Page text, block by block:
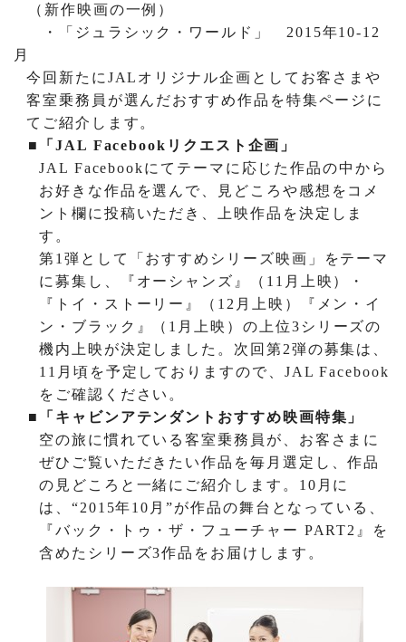
（新作映画の一例）
・「ジュラシック・ワールド」 2015年10-12
月
今回新たに JAL オリジナル企画としてお客さまや
客室乗務員が選んだおすすめ作品を特集ページに
てご紹介します。
■「 JAL Facebook リクエスト企画」
JAL Facebookにてテーマに応じた作品の中から
お好きな作品を選んで、見どころや感想をコメ
ント欄に投稿いただき、上映作品を決定しま
す。
第1 弾として「おすすめシリーズ映画」をテーマ
に募集し、『オーシャンズ』（ 11 月上映）・
『トイ・ストーリー』（ 12 月上映）『メン・イ
ン・ブラック』（ 1 月上映）の上位3 シリーズの
機内上映が決定しました。次回第2弾の募集は、
11 月頃を予定しておりますので、 JAL Facebook
をご確認ください。
■「キャビンアテンダントおすすめ映画特集」
空の旅に慣れている客室乗務員が、お客さまに
ぜひご覧いただきたい作品を毎月選定し、作品
の見どころと一緒にご紹介します。 10 月に
は、“2015年10 月”が作品の舞台となっている、
『バック・トゥ・ザ・フューチャー PART2 』を
含めたシリーズ3作品をお届けします。